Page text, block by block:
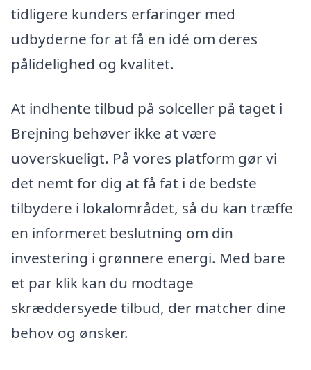
tidligere kunders erfaringer med
udbyderne for at få en idé om deres
pålidelighed og kvalitet.
At indhente tilbud på solceller på taget i
Brejning behøver ikke at være
uoverskueligt. På vores platform gør vi
det nemt for dig at få fat i de bedste
tilbydere i lokalområdet, så du kan træffe
en informeret beslutning om din
investering i grønnere energi. Med bare
et par klik kan du modtage
skræddersyede tilbud, der matcher dine
behov og ønsker.